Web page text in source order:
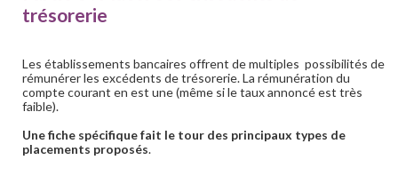
trésorerie
Les établissements bancaires offrent de multiples possibilités de
rémunérer les excédents de trésorerie. La rémunération du
compte courant en est une (même si le taux annoncé est très
faible).
Une fiche spécifique fait le tour des principaux types de
placements proposés.